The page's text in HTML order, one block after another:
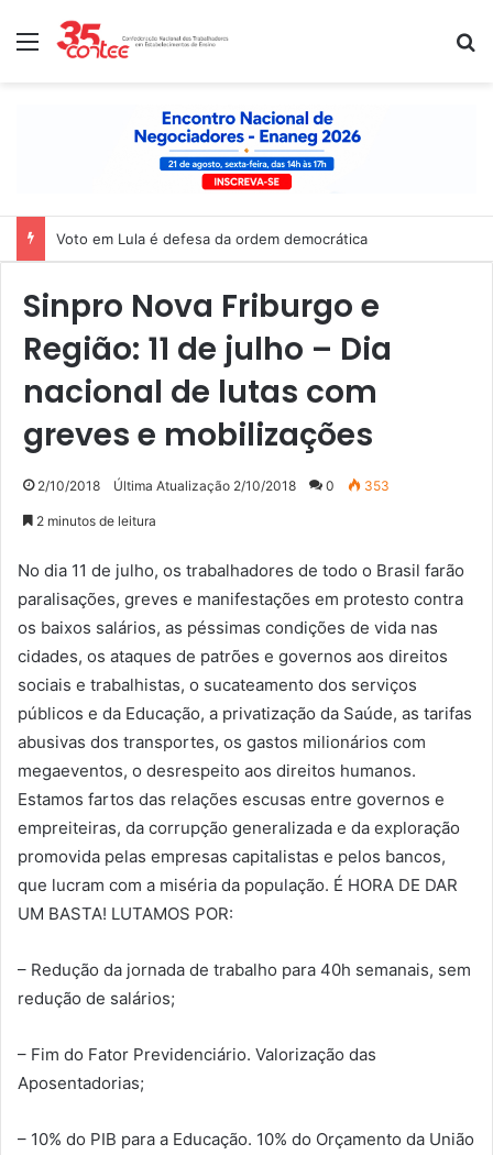
Menu
Voto em Lula é defesa da ordem democrática
Sinpro Nova Friburgo e
Região: 11 de julho – Dia
nacional de lutas com
greves e mobilizações
2/10/2018 Última Atualização 2/10/2018 0 353
2 minutos de leitura
No dia 11 de julho, os trabalhadores de todo o Brasil farão
paralisações, greves e manifestações em protesto contra
os baixos salários, as péssimas condições de vida nas
cidades, os ataques de patrões e governos aos direitos
sociais e trabalhistas, o sucateamento dos serviços
públicos e da Educação, a privatização da Saúde, as tarifas
abusivas dos transportes, os gastos milionários com
megaeventos, o desrespeito aos direitos humanos.
Estamos fartos das relações escusas entre governos e
empreiteiras, da corrupção generalizada e da exploração
promovida pelas empresas capitalistas e pelos bancos,
que lucram com a miséria da população. É HORA DE DAR
UM BASTA! LUTAMOS POR:
– Redução da jornada de trabalho para 40h semanais, sem
redução de salários;
– Fim do Fator Previdenciário. Valorização das
Aposentadorias;
– 10% do PIB para a Educação. 10% do Orçamento da União